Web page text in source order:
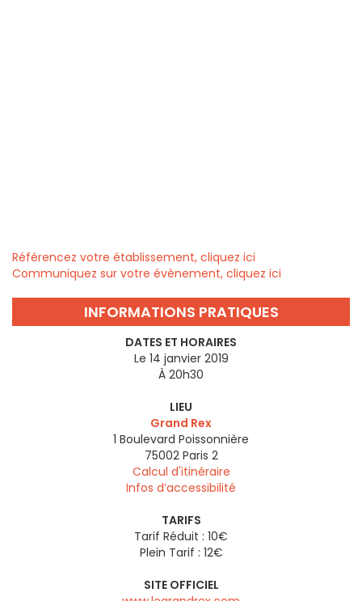
Référencez votre établissement, cliquez ici
Communiquez sur votre évènement, cliquez ici
INFORMATIONS PRATIQUES
DATES ET HORAIRES
Le 14 janvier 2019
À 20h30
LIEU
Grand Rex
1 Boulevard Poissonnière
75002 Paris 2
Calcul d'itinéraire
Infos d’accessibilité
TARIFS
Tarif Réduit : 10€
Plein Tarif : 12€
SITE OFFICIEL